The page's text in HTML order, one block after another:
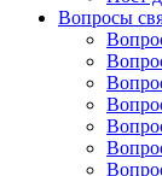
Вопросы